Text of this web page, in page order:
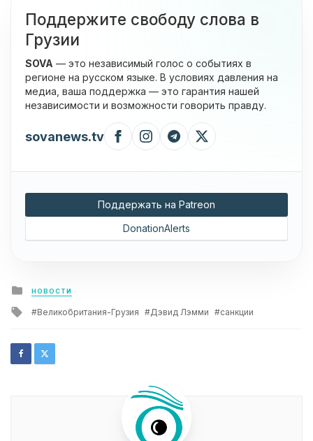
Поддержите свободу слова в
Грузии
SOVA — это независимый голос о событиях в
регионе на русском языке. В условиях давления на
медиа, ваша поддержка — это гарантия нашей
независимости и возможности говорить правду.
sovanews.tv
Поддержать на Patreon
DonationAlerts
Posted
in
НОВОСТИ
Tagged
Великобритания-Грузия Дэвид Лэмми санкции